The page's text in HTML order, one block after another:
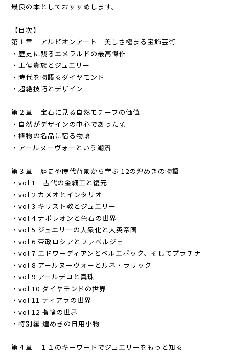
最良の本としておすすめします。
【目次】
第１章 アルビオンアート 美しさ極まる宝飾芸術
・歴史に残るエメラルドの最高傑作
・王侯貴族とジュエリー
・時代を物語るダイヤモンド
・超絶技巧とデザイン
第２章 宝石に見る自然モチーフの価値
・自然がデザインの中心であった頃
・植物の名品に宿る物語
・アールヌーヴォーという潮流
第３章 歴史や時代背景から学ぶ 12の煌めきの物語
・vol 1 古代の金細工と復元
・vol 2 カメオとインタリオ
・vol 3 キリスト教とジュエリー
・vol 4 ナポレオンと色石の世界
・vol 5 ジュエリーの大衆化と大英帝国
・vol 6 帝政ロシアとファベルジェ
・vol 7 エドワーディアンとベルエポック、そしてプラチナ
・vol 8 アールヌーヴォーとルネ・ラリック
・vol 9 アールデコと真珠
・vol 10 ダイヤモンドの世界
・vol 11 ティアラの世界
・vol 12 指輪の世界
・特別編 煌めきの日用小物
第４章 １１のキーワードでジュエリーをもっと知る